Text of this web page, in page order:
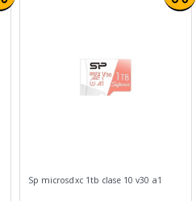
Sp microsdxc 1tb clase 10 v30 a1